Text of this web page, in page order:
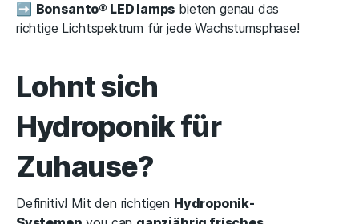
➡ Bonsanto® LED lamps bieten genau das
richtige Lichtspektrum für jede Wachstumsphase!
Lohnt sich
Hydroponik für
Zuhause?
Definitiv! Mit den richtigen Hydroponik-